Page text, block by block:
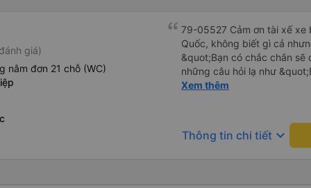
giá)
nằm đơn 21 chỗ (WC)
79-05527 Cảm ơn tài xế xe
Quốc, không biết gì cả
&quot;Bạn có chắc chắn sẽ
những câu hỏi lạ như
sạn của chúng tôi
và thậm chí còn đón tôi tại
buổi sáng. ngu ngốc đến
buýt 79-05527 rất nhiều tài
Xem thêm
Thông tin chi tiết keyboard_arrow_down